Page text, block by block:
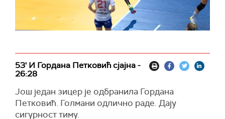
53' И Гордана Петковић сјајна -
26:28
Још један зицер је одбранила Гордана
Петковић. Голмани одлично раде. Дају
сигурност тиму.